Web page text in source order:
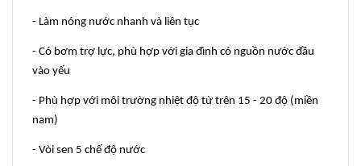
- Làm nóng nước nhanh và liên tục
- Có bơm trợ lực, phù hợp với gia đình có nguồn nước đầu
vào yếu
- Phù hợp với môi trường nhiệt độ từ trên 15 - 20 độ (miền
nam)
- Vòi sen 5 chế độ nước